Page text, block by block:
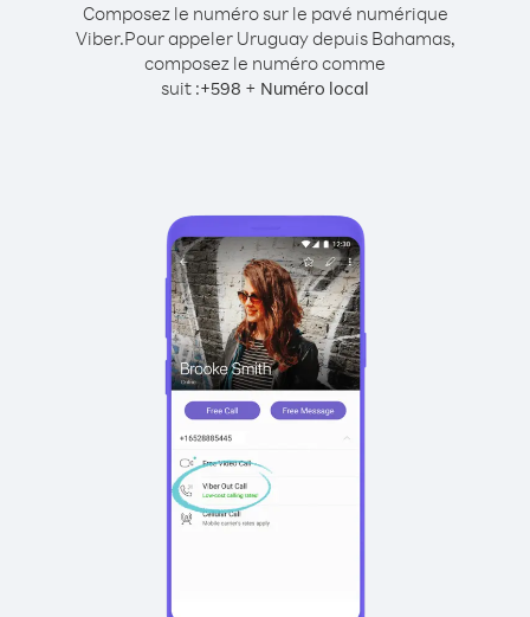
Composez le numéro sur le pavé numérique
Viber.Pour appeler Uruguay depuis Bahamas,
composez le numéro comme
suit :+598 + Numéro local